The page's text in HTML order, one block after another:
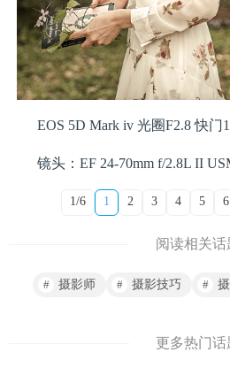
EOS 5D Mark iv 光圈F2.8 快门1/
镜头：EF 24-70mm f/2.8L II
1/6 1 2 3 4 5 6
阅读相关话
摄影师 摄影技巧
更多热门话